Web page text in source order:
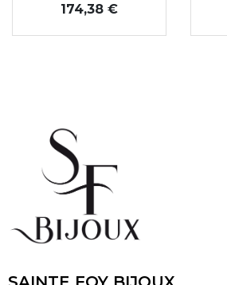
Prix
174,38 €